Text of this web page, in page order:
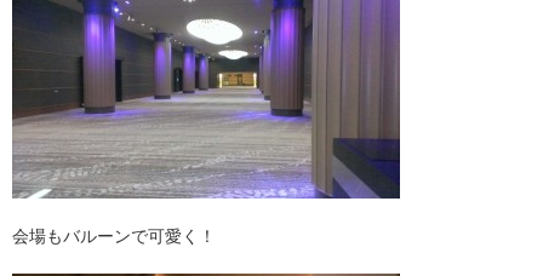
会場もバルーンで可愛く！